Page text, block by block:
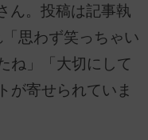
ん。投稿は記事執
思わず笑っちゃい
ね」「大切にして
が寄せられていま